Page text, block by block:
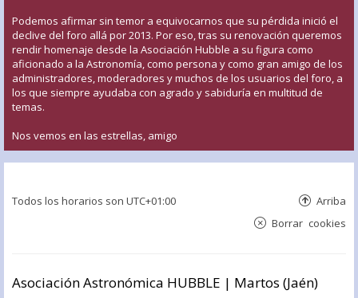
Podemos afirmar sin temor a equivocarnos que su pérdida inició el
declive del foro allá por 2013. Por eso, tras su renovación queremos
rendir homenaje desde la Asociación Hubble a su figura como
aficionado a la Astronomía, como persona y como gran amigo de los
administradores, moderadores y muchos de los usuarios del foro, a
los que siempre ayudaba con agrado y sabiduría en multitud de
temas.
Nos vemos en las estrellas, amigo
Todos los horarios son UTC+01:00 Arriba
Borrar cookies
Asociación Astronómica HUBBLE | Martos (Jaén)